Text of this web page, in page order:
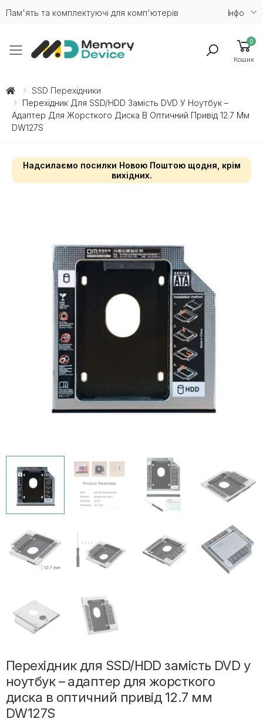
Пам'ять та комплектуючі для комп'ютерів Iнфо
Toggle mobile menu
0
Кошик
SSD Перехідники
Перехідник Для SSD/HDD Замість DVD У Ноутбук –
Адаптер Для Жорсткого Диска В Оптичний Привід 12.7 Мм
DW127S
Надсилаємо посилки Новою Поштою щодня, крім
вихідних.
Перехідник для SSD/HDD замість DVD у
ноутбук – адаптер для жорсткого
диска в оптичний привід 12.7 мм
DW127S